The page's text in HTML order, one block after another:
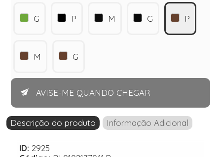
G P M G P
M G
AVISE-ME QUANDO CHEGAR
Descrição do produto Informação Adicional
ID: 2925